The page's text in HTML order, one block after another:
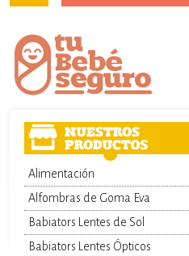
Alimentación
Alfombras de Goma Eva
Babiators Lentes de Sol
Babiators Lentes Ópticos